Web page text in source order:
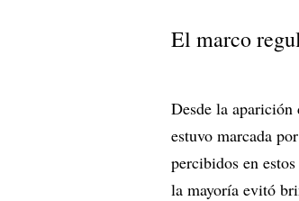
El marco
Desde la
estuvo marcada
percibidos en
la mayoría evitó